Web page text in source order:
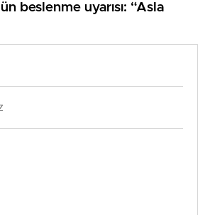
beslenme uyarısı: “Asla